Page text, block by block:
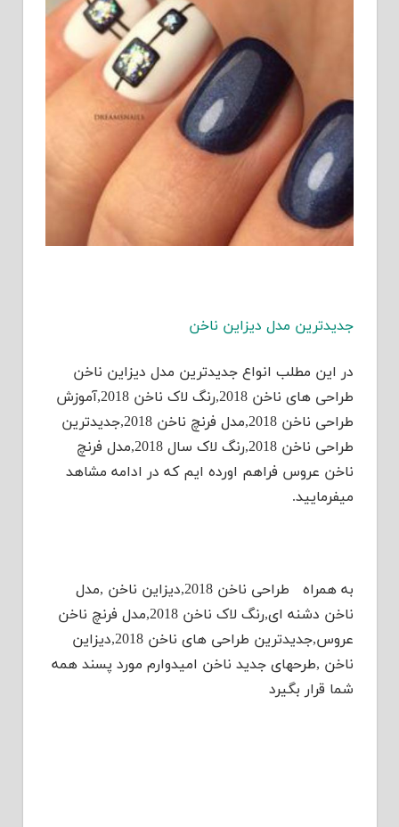
جديدترين مدل ديزاين ناخن
در این مطلب انواع جديدترين مدل ديزاين ناخن
طراحی های ناخن 2018,رنگ لاک ناخن 2018,آموزش
طراحی ناخن 2018,مدل فرنچ ناخن 2018,جدیدترین
طراحی ناخن 2018,رنگ لاک سال 2018,مدل فرنچ
ناخن عروس فراهم اورده ایم که در ادامه مشاهد
میفرمایید.
به همراه طراحی ناخن 2018,دیزاین ناخن ,مدل
ناخن دشنه ای,رنگ لاک ناخن 2018,مدل فرنچ ناخن
عروس,جدیدترین طراحی های ناخن 2018,دیزاین
ناخن ,طرحهای جدید ناخن امیدوارم مورد پسند همه
شما قرار بگیرد